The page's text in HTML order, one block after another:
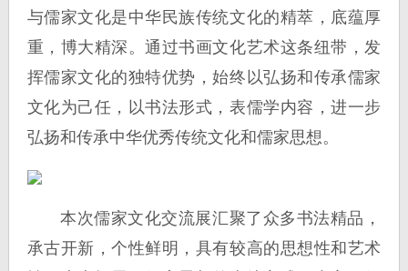
与儒家文化是中华民族传统文化的精萃，底蕴厚
重，博大精深。通过书画文化艺术这条纽带，发
挥儒家文化的独特优势，始终以弘扬和传承儒家
文化为己任，以书法形式，表儒学内容，进一步
弘扬和传承中华优秀传统文化和儒家思想。
本次儒家文化交流展汇聚了众多书法精品，
承古开新，个性鲜明，具有较高的思想性和艺术